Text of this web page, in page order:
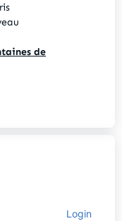
de
Login